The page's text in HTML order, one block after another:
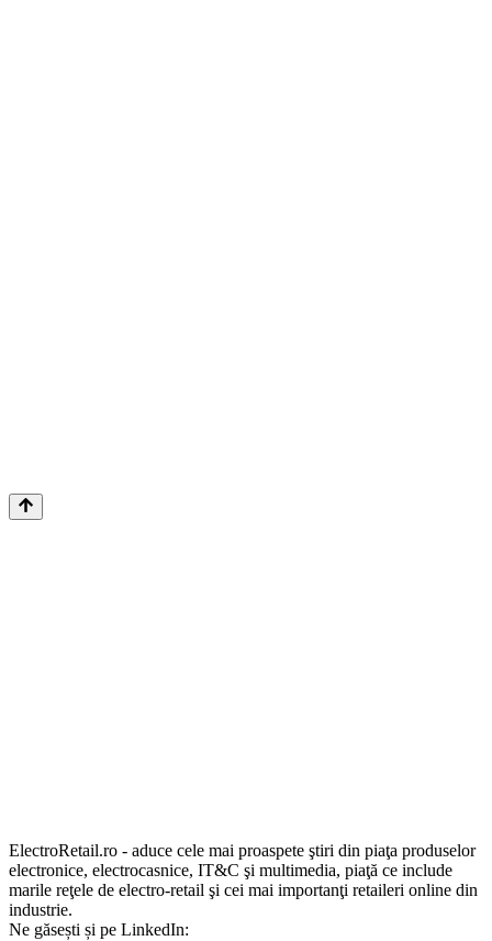
ElectroRetail.ro - aduce cele mai proaspete ştiri din piaţa produselor
electronice, electrocasnice, IT&C şi multimedia, piaţă ce include
marile reţele de electro-retail şi cei mai importanţi retaileri online din
industrie.
Ne găsești și pe LinkedIn: